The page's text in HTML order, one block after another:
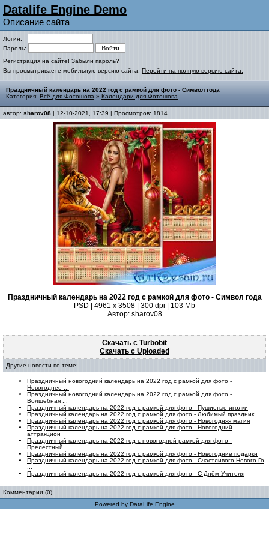
Datalife Engine Demo
Описание сайта
Логин:
Пароль:
Регистрация на сайте! Забыли пароль?
Вы просматриваете мобильную версию сайта. Перейти на полную версию сайта.
Праздничный календарь на 2022 год с рамкой для фото - Символ года
Категория: Всё для Фотошопа » Календари для Фотошопа
автор: sharov08 | 12-10-2021, 17:39 | Просмотров: 1814
Праздничный календарь на 2022 год с рамкой для фото - Символ года
PSD | 4961 х 3508 | 300 dpi | 103 Mb
Автор: sharov08
Скачать с Turbobit
Скачать с Uploaded
Другие новости по теме:
Праздничный новогодний календарь на 2022 год с рамкой для фото -
Новогоднее ...
Праздничный новогодний календарь на 2022 год с рамкой для фото -
Волшебная ...
Праздничный календарь на 2022 год с рамкой для фото - Пушистые иголки
Праздничный календарь на 2022 год с рамкой для фото - Любимый праздник
Праздничный календарь на 2022 год с рамкой для фото - Новогодняя магия
Праздничный календарь на 2022 год с рамкой для фото - Новогодний
аттракцион
Праздничный календарь на 2022 год с новогодней рамкой для фото -
Прелестный ...
Праздничный календарь на 2022 год с рамкой для фото - Новогодние подарки
Праздничный календарь на 2022 год с рамкой для фото - Счастливого Нового Го
Праздничный календарь на 2022 год с рамкой для фото - С Днём Учителя
Комментарии (0)
Powered by DataLife Engine